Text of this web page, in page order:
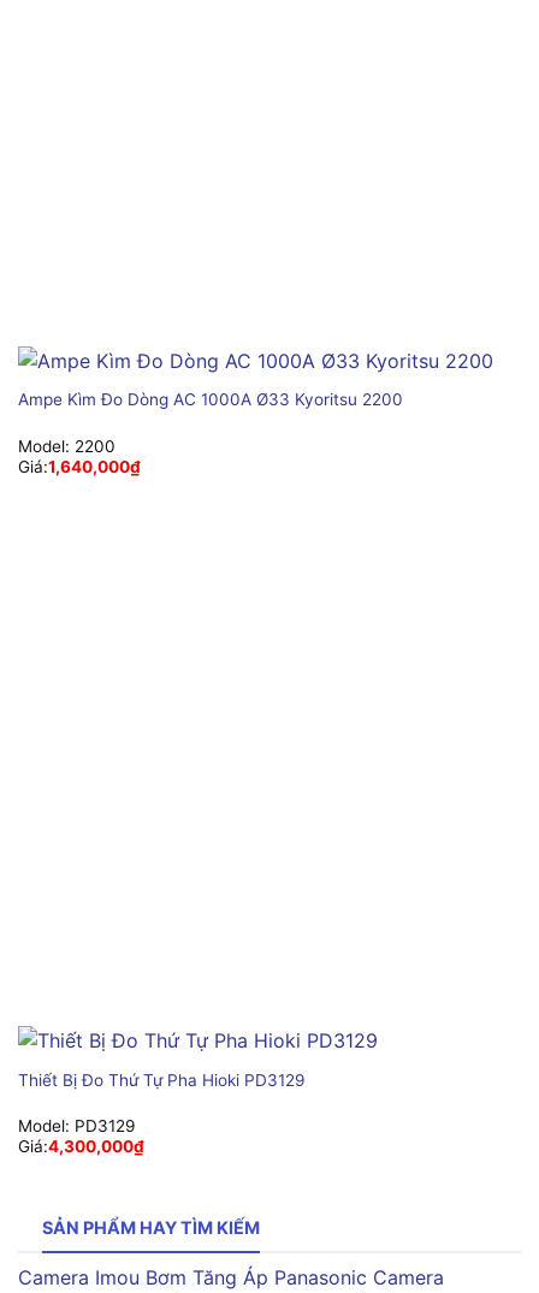
Ampe Kìm Đo Dòng AC 1000A Ø33 Kyoritsu 2200
Model: 2200
Giá:1,640,000₫
Thiết Bị Đo Thứ Tự Pha Hioki PD3129
Model: PD3129
Giá:4,300,000₫
SẢN PHẨM HAY TÌM KIẾM
Camera Imou Bơm Tăng Áp Panasonic Camera